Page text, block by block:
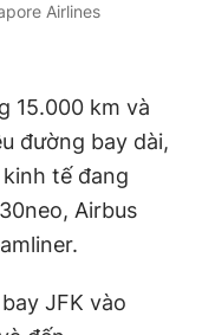
Airlines
15.000 km và
đường bay dài,
tế đang
Airbus
JFK vào